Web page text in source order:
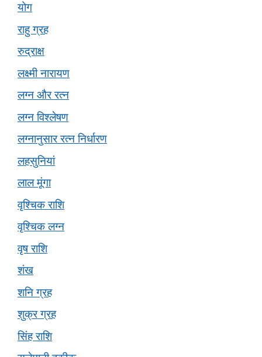
योग
राहु ग्रह
रुद्राक्ष
लक्ष्मी नारायण
लग्न और रत्न
लग्न विश्लेषण
लग्नानुसार रत्न निर्धारण
लहसुनियां
लाल मूंगा
वृश्चिक राशि
वृश्चिक लग्न
वृष राशि
शंख
शनि ग्रह
शुक्र ग्रह
सिंह राशि